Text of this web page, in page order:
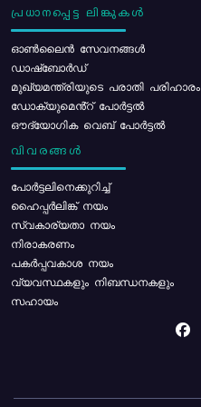
പ്രധാനപ്പെട്ട ലിങ്കുകൾ
ഓൺലൈൻ സേവനങ്ങൾ
ഡാഷ്ബോർഡ്
മുഖ്യമന്ത്രിയുടെ പരാതി പരിഹാരം
ഡോക്യുമെൻ്റ് പോർട്ടൽ
ഔദ്യോഗിക വെബ് പോർട്ടൽ
വിവരങ്ങൾ
പോര്‍ട്ടലിനെക്കുറിച്ച്
ഹൈപ്പർലിങ്ക് നയം
സ്വകാര്യതാ നയം
നിരാകരണം
പകർപ്പവകാശ നയം
വ്യവസ്ഥകളും നിബന്ധനകളും
സഹായം